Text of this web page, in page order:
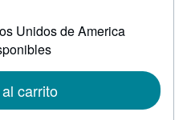
Unidos de America
carrito